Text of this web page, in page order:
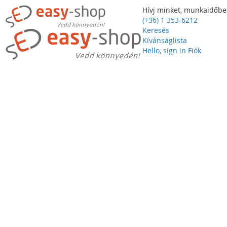
Hívj minket,
(+36) 1 353-6212
Keresés
Kívánságlista
Hello, sign in Fiók